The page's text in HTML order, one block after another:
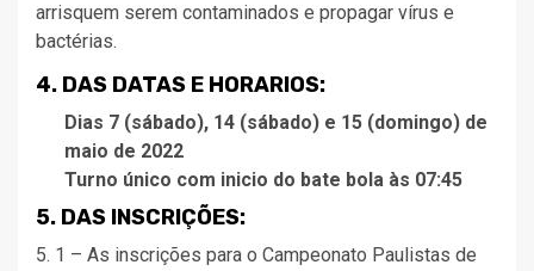
arrisquem serem contaminados e propagar vírus e
bactérias.
4. DAS DATAS E HORARIOS:
Dias 7 (sábado), 14 (sábado) e 15 (domingo) de
maio de 2022
Turno único com inicio do bate bola às 07:45
5. DAS INSCRIÇÕES:
5. 1 – As inscrições para o Campeonato Paulistas de